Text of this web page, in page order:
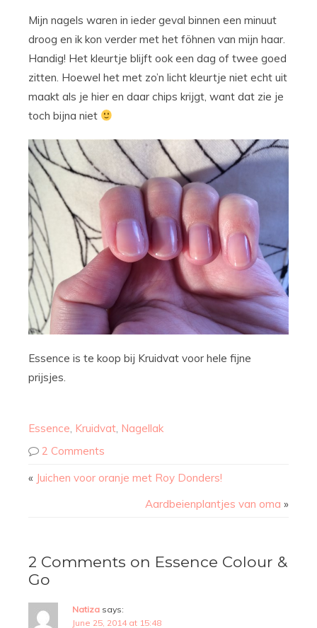
Mijn nagels waren in ieder geval binnen een minuut
droog en ik kon verder met het föhnen van mijn haar.
Handig! Het kleurtje blijft ook een dag of twee goed
zitten. Hoewel het met zo’n licht kleurtje niet echt uit
maakt als je hier en daar chips krijgt, want dat zie je
toch bijna niet
Essence is te koop bij Kruidvat voor hele fijne
prijsjes.
Essence, Kruidvat, Nagellak
2 Comments
« Juichen voor oranje met Roy Donders!
Aardbeienplantjes van oma »
2 Comments on Essence Colour &
Go
Natiza says:
June 25, 2014 at 15:48